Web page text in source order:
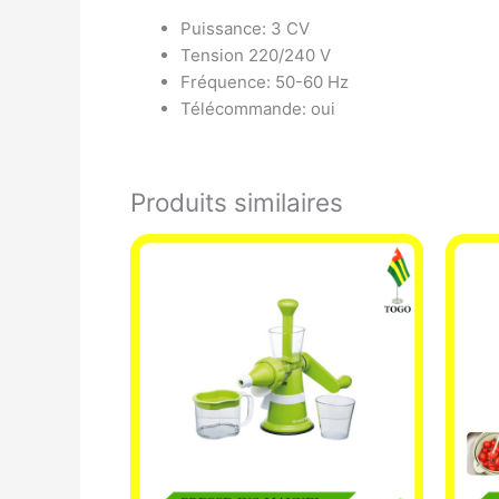
Puissance: 3 CV
Tension 220/240 V
Fréquence: 50-60 Hz
Télécommande: oui
Produits similaires